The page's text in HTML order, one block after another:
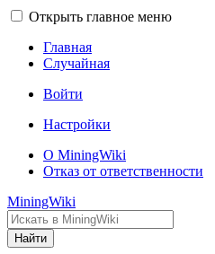
Открыть главное меню
Главная
Случайная
Войти
Настройки
О MiningWiki
Отказ от ответственности
MiningWiki
Найти